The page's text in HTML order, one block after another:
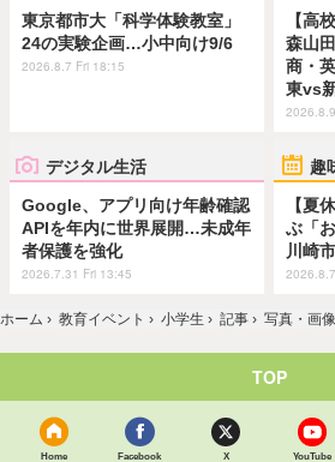
東京都市大「科学体験教室」
24の実験企画…小中向け9/6
2026.8.7 Fri 18:15
【高
森山
商・
東vs
デジタル生活
Google、アプリ向け年齢確認
APIを年内に世界展開…未成年
者保護を強化
2026.7.31 Fri 13:45
趣
【夏
ぶ「
川崎市
ホーム › 教育イベント › 小学生 › 記事 › 写真・画像
TOP
Home Facebook X YouTube